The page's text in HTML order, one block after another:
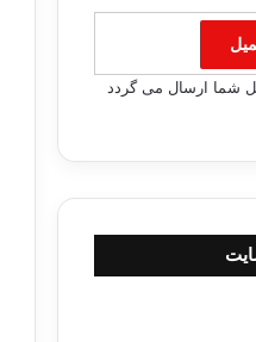
شما ارسال می گردد